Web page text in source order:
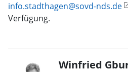
info.stadthagen@sovd-nds.de
Verfügung.
Winfried